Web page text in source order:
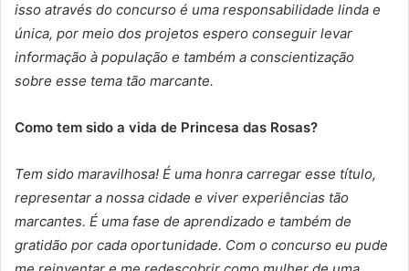
isso através do concurso é uma responsabilidade linda e
única, por meio dos projetos espero conseguir levar
informação à população e também a conscientização
sobre esse tema tão marcante.
Como tem sido a vida de Princesa das Rosas?
Tem sido maravilhosa! É uma honra carregar esse título,
representar a nossa cidade e viver experiências tão
marcantes. É uma fase de aprendizado e também de
gratidão por cada oportunidade. Com o concurso eu pude